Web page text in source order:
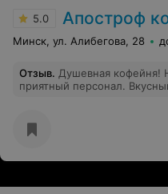
вид сотрудницы. также на
примечания с информацией
подаются холодными».
испорчены. крайне не
5.0 Апостроф
Минск, ул. Алибегова, 28
Отзыв. Душевная кофейня!
приятный персонал.